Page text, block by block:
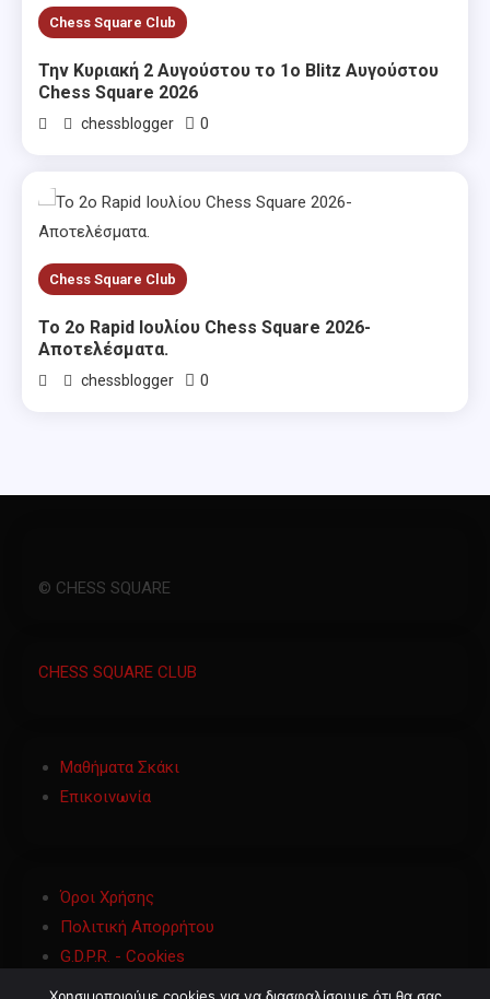
Chess Square Club
Την Κυριακή 2 Αυγούστου το 1ο Blitz Αυγούστου
Chess Square 2026
chessblogger 0
Chess Square Club
Το 2ο Rapid Ιουλίου Chess Square 2026-
Αποτελέσματα.
chessblogger 0
© CHESS SQUARE
CHESS SQUARE CLUB
Μαθήματα Σκάκι
Επικοινωνία
Όροι Χρήσης
Πολιτική Απορρήτου
G.D.P.R. - Cookies